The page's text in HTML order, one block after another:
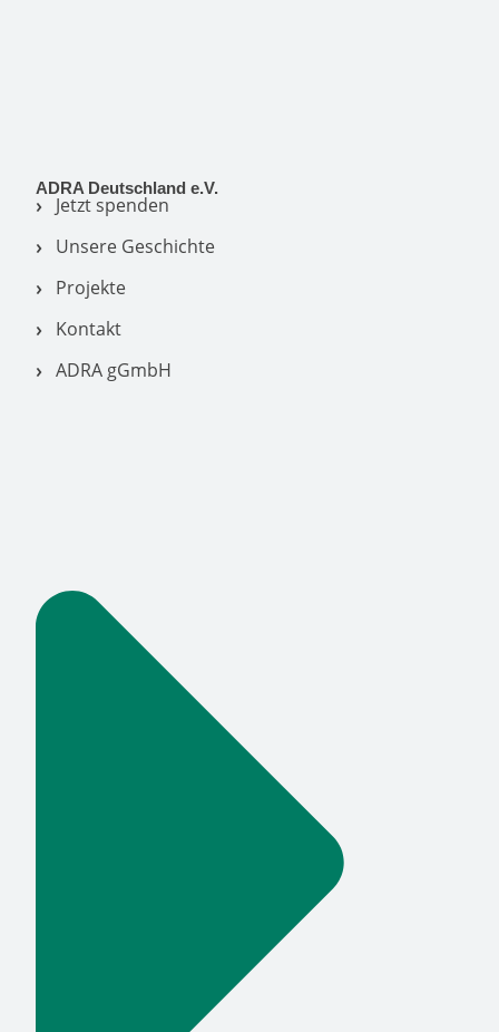
ADRA Deutschland e.V.
Jetzt spenden
Unsere Geschichte
Projekte
Kontakt
ADRA gGmbH